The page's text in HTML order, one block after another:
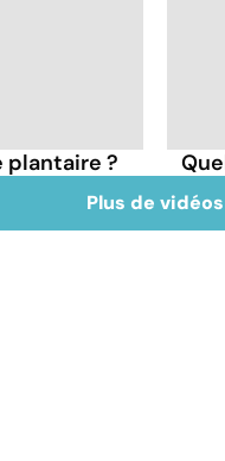
plantaire ?
Plus de vidéos